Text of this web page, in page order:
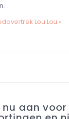
Lou Lou »
nu aan